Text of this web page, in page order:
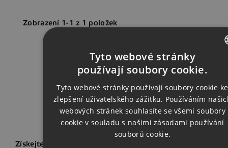
Zobrazení 1-1 z 1 položek
Zpět na
Získejte nejnovější novinky a speciální slevy
ENGLISH
GERMAN
Tyto webové stránky
používají soubory cookie.
Tyto webové stránky používají soubory cookie ke
zlepšení uživatelského zážitku. Používáním
webových stránek souhlasíte se všemi soubory
cookie v souladu s našimi zásadami používání
souborů cookie.